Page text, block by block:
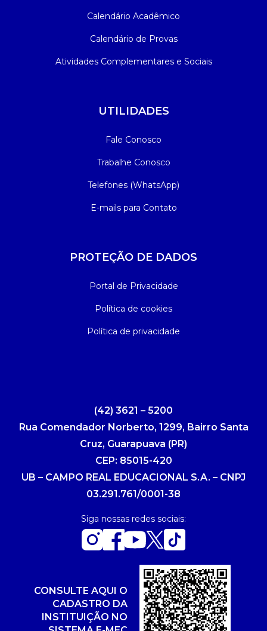
Calendário Acadêmico
Calendário de Provas
Atividades Complementares e Sociais
UTILIDADES
Fale Conosco
Trabalhe Conosco
Telefones (WhatsApp)
E-mails para Contato
PROTEÇÃO DE DADOS
Portal de Privacidade
Política de cookies
Política de privacidade
(42) 3621 – 5200
Rua Comendador Norberto, 1299, Bairro Santa
Cruz, Guarapuava (PR)
CEP: 85015-420
UB – CAMPO REAL EDUCACIONAL S.A. – CNPJ
03.291.761/0001-38
Siga nossas redes sociais:
CONSULTE AQUI O
CADASTRO DA
INSTITUIÇÃO NO